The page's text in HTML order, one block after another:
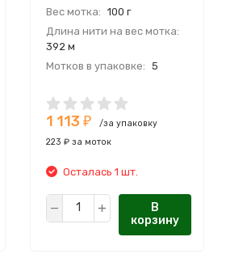
Вес мотка: 100 г
Длина нити на вес мотка:
392 м
Мотков в упаковке: 5
Производитель:
СЕМЕНОВСКАЯ ПРЯЖА
1 113 ₽
/за упаковку
223 ₽ за моток
Осталась 1 шт.
В
корзину